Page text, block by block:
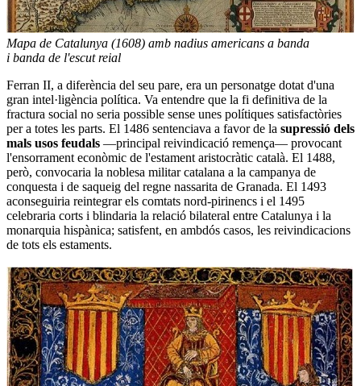
Mapa de Catalunya (1608) amb nadius americans a banda
i banda de l'escut reial
Ferran II, a diferència del seu pare, era un personatge dotat d'una
gran intel·ligència política. Va entendre que la fi definitiva de la
fractura social no seria possible sense unes polítiques satisfactòries
per a totes les parts. El 1486 sentenciava a favor de la supressió dels
mals usos feudals —principal reivindicació remença— provocant
l'ensorrament econòmic de l'estament aristocràtic català. El 1488,
però, convocaria la noblesa militar catalana a la campanya de
conquesta i de saqueig del regne nassarita de Granada. El 1493
aconseguiria reintegrar els comtats nord-pirinencs i el 1495
celebraria corts i blindaria la relació bilateral entre Catalunya i la
monarquia hispànica; satisfent, en ambdós casos, les reivindicacions
de tots els estaments.